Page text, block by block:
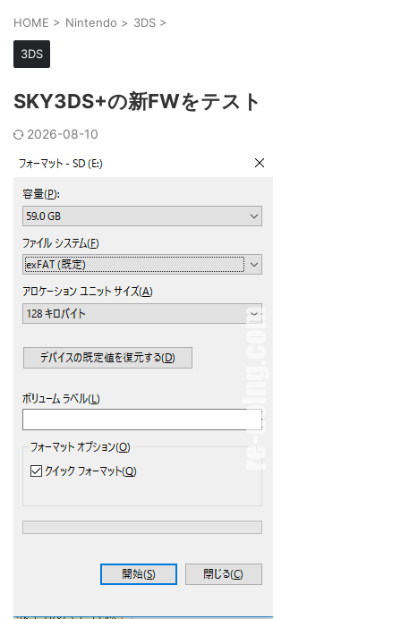
HOME > Nintendo > 3DS >
3DS
SKY3DS+の新FWをテスト
2026-08-10